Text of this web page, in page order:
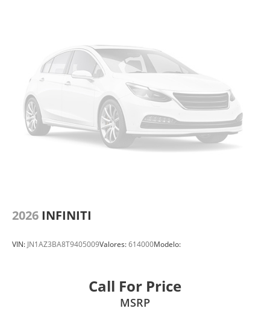
2026 INFINITI
VIN: JN1AZ3BA8T9405009Valores:614000Modelo:
Call For Price
MSRP